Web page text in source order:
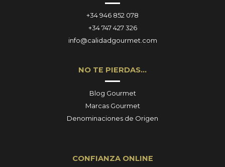
+34 946 852 078
+34 747 427 326
info@calidadgourmet.com
NO TE PIERDAS…
Blog Gourmet
Marcas Gourmet
Denominaciones de Origen
CONFIANZA ONLINE